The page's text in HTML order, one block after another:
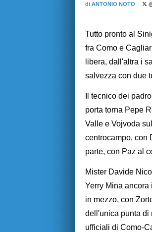
di ANTONIO NOTO
Tutto pronto al
fra Como e
libera, dall'altra i
salvezza con due
Il tecnico dei
porta torna Pepe
Valle e Vojvoda
centrocampo, con
parte, con Paz al
Mister Davide
Yerry Mina
in mezzo, con
dell'unica punta di
ufficiali di Como-